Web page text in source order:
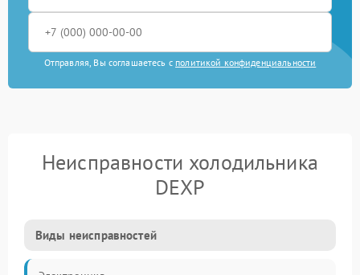
Отправляя, Вы соглашаетесь с политикой конфиденциальности
Неисправности холодильника
DEXP
Виды неисправностей